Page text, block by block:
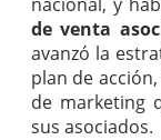
de venta
avanzó la
plan de
de marketing
sus asociados.